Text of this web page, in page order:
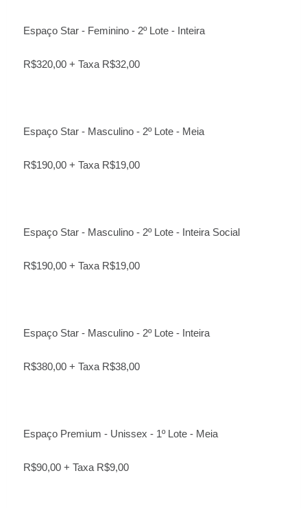
Espaço Star - Feminino - 2º Lote - Inteira
R$320,00 + Taxa R$32,00
Espaço Star - Masculino - 2º Lote - Meia
R$190,00 + Taxa R$19,00
Espaço Star - Masculino - 2º Lote - Inteira Social
R$190,00 + Taxa R$19,00
Espaço Star - Masculino - 2º Lote - Inteira
R$380,00 + Taxa R$38,00
Espaço Premium - Unissex - 1º Lote - Meia
R$90,00 + Taxa R$9,00